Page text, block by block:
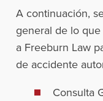
A continuación,
general de lo
a Freeburn Law
de accidente
Consulta